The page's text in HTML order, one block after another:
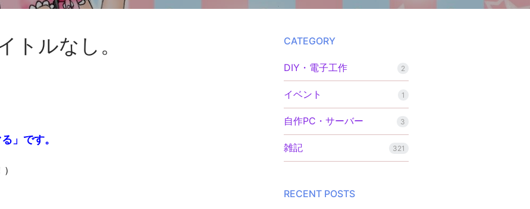
トルなし。
」です。
CATEGORY
DIY・電子工作 2
イベント 1
自作PC・サーバー 3
雑記 321
RECENT POSTS